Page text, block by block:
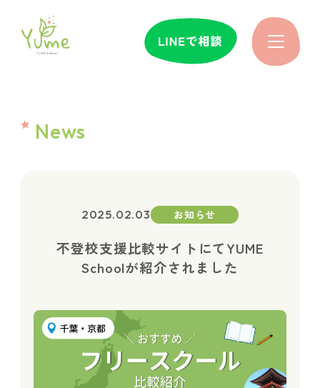
News
2025.02.03 お知らせ
不登校支援比較サイトにてYUME
Schoolが紹介されました